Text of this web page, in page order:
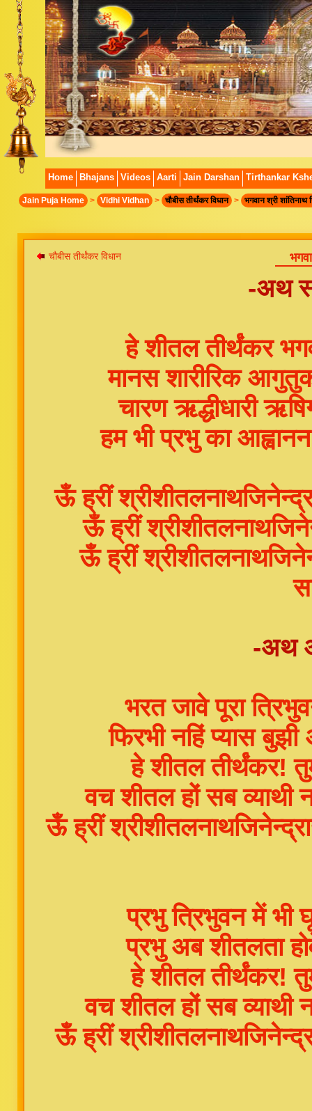
Home Bhajans Videos Aarti Jain Darshan Tirthankar
Jain Puja Home > Vidhi Vidhan > चौबीस तीर्थंकर विधान > भगवान श्री शांतिनाथ
चौबीस तीर्थंकर विधान
-अथ
हे शीतल तीर्थंकर
मानस शारीरिक
चारण ऋद्धीधारी
हम भी प्रभु का
ऊँ ह्रीं
ऊँ ह्रीं
ऊँ ह्रीं
-अथ
भरत जावे पूरा
फिरभी नहिं प्यास
हे शीतल तीर्थंकर!
वच शीतल हों सब
ऊँ ह्रीं
प्रभु त्रिभुवन में भी
प्रभु अब शीतलता
हे शीतल तीर्थंकर!
वच शीतल हों सब
ऊँ ह्रीं